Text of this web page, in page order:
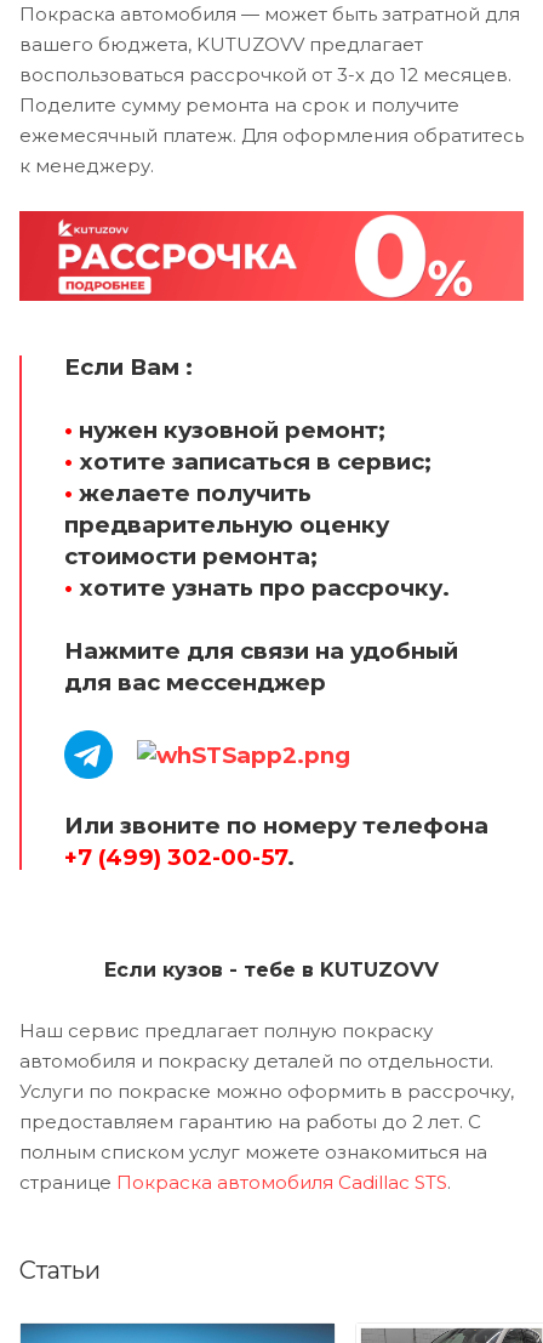
Покраска автомобиля — может быть затратной для
вашего бюджета, KUTUZOVV предлагает
воспользоваться рассрочкой от 3-х до 12 месяцев.
Поделите сумму ремонта на срок и получите
ежемесячный платеж. Для оформления обратитесь
к менеджеру.
Если Вам :
• нужен кузовной ремонт;
• хотите записаться в сервис;
• желаете получить
предварительную оценку
стоимости ремонта;
• хотите узнать про рассрочку.
Нажмите для связи на удобный
для вас мессенджер
Или звоните по номеру телефона
+7 (499) 302-00-57.
Если кузов - тебе в KUTUZOVV
Наш сервис предлагает полную покраску
автомобиля и покраску деталей по отдельности.
Услуги по покраске можно оформить в рассрочку,
предоставляем гарантию на работы до 2 лет. С
полным списком услуг можете ознакомиться на
странице Покраска автомобиля Cadillac STS.
Статьи